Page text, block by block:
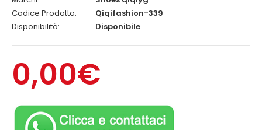
Codice Prodotto:
Qiqifashion-339
Disponibilità:
Disponibile
0,00€